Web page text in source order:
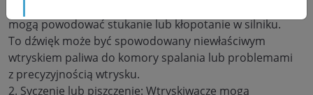
mogą powodować stukanie lub kłopotanie w silniku.
To dźwięk może być spowodowany niewłaściwym
wtryskiem paliwa do komory spalania lub problemami
z precyzyjnością wtrysku.
2. Syczenie lub piszczenie: Wtryskiwacze mogą